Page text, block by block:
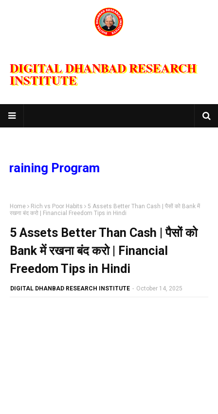
DIGITAL DHANBAD RESEARCH
INSTITUTE
Program
Home Rich vs Poor Habits
5 Assets Better Than Cash | पैसों को Bank में
रखना बंद करो | Financial Freedom Tips in Hindi
5 Assets Better Than Cash | पैसों को
Bank में रखना बंद करो | Financial
Freedom Tips in Hindi
DIGITAL DHANBAD RESEARCH INSTITUTE - October 14, 2025